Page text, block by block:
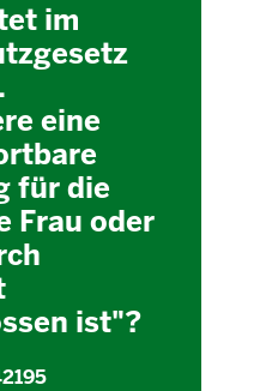
im
eine
für die
Frau oder
ist"?